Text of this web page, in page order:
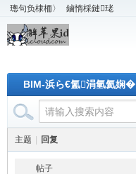
璁句负棣栭〉 鏀惰棌鏈珯
BIM-浜ら€氳涓氫氦娴�
主题 回复
帖子